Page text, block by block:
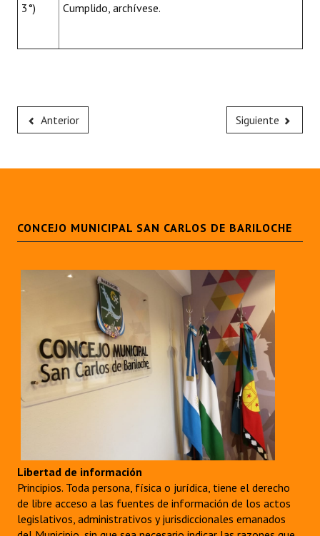
3°)
Cumplido, archívese.
Anterior Siguiente
CONCEJO MUNICIPAL SAN CARLOS DE BARILOCHE
Libertad de información
Principios. Toda persona, física o jurídica, tiene el derecho
de libre acceso a las fuentes de información de los actos
legislativos, administrativos y jurisdiccionales emanados